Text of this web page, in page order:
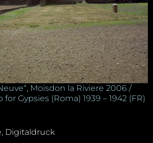
Moisdon la Riviere 2006 /
Gypsies (Roma) 1939 – 1942 (FR)
Digitaldruck